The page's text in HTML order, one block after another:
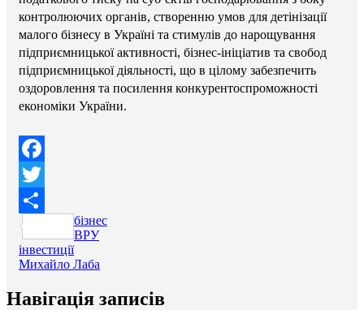
контролюючих органів, створенню умов для детінізації
малого бізнесу в Україні та стимулів до нарощування
підприємницької активності, бізнес-ініціатив та свобод
підприємницької діяльності, що в цілому забезпечить
оздоровлення та посилення конкурентоспроможності
економіки України.
Facebook
Twitter
Поділитися
бізнес
ВРУ
інвестиції
Михайло Лаба
Навігація записів